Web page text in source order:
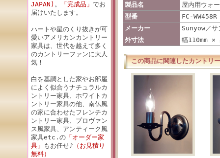
JAPAN) 。 「完成品」 でお
届けいたします。
ハートや星のくり抜きが可
愛いアメリカンカントリー
家具は、世代を越えて多く
のカントリーファンに大人
気！
白を基調とした家やお部屋
によく似合うナチュラルカ
ントリー家具、ホワイトカ
ントリー家具の他、南仏風
の家に合わせたフレンチカ
ントリー家具、プロヴァン
ス風家具、アンティーク風
家具etc.の「オーダー家
具」 もお任せ♪ （お見積り
無料）
製品名
屋内用ウォ
型番
FC-WW458R
メーカー
Sunyow／サ
外寸法
幅110mm ×
この商品に関連したカントリ